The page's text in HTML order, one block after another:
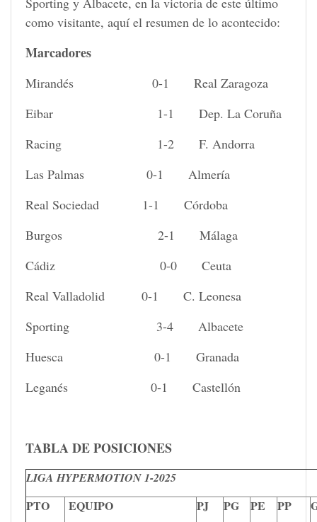
como visitante, aquí el resumen de lo acontecido:
Marcadores
Mirandés 0-1 Real Zaragoza
Eibar 1-1 Dep. La Coruña
Racing 1-2 F. Andorra
Las Palmas 0-1 Almería
Real Sociedad 1-1 Córdoba
Burgos 2-1 Málaga
Cádiz 0-0 Ceuta
Real Valladolid 0-1 C. Leonesa
Sporting 3-4 Albacete
Huesca 0-1 Granada
Leganés 0-1 Castellón
TABLA DE POSICIONES
LIGA HYPERMOTION 1-2025
PTO EQUIPO PJ PG PE PP